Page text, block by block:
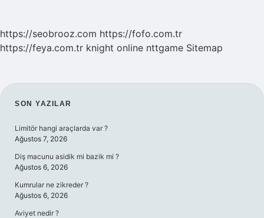
https://seobrooz.com https://fofo.com.tr
https://feya.com.tr knight online nttgame Sitemap
SIDEBAR
SON YAZILAR
Limitör hangi araçlarda var ?
Ağustos 7, 2026
Diş macunu asidik mi bazik mi ?
Ağustos 6, 2026
Kumrular ne zikreder ?
Ağustos 6, 2026
Aviyet nedir ?